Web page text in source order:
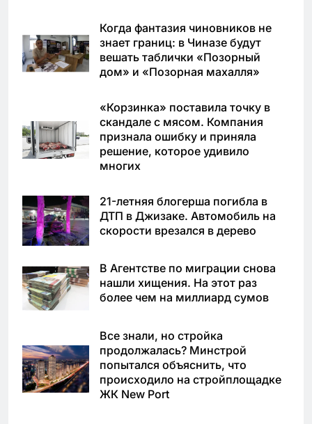
Когда фантазия чиновников не
знает границ: в Чиназе будут
вешать таблички «Позорный
дом» и «Позорная махалля»
«Корзинка» поставила точку в
скандале с мясом. Компания
признала ошибку и приняла
решение, которое удивило
многих
21-летняя блогерша погибла в
ДТП в Джизаке. Автомобиль на
скорости врезался в дерево
В Агентстве по миграции снова
нашли хищения. На этот раз
более чем на миллиард сумов
Все знали, но стройка
продолжалась? Минстрой
попытался объяснить, что
происходило на стройплощадке
ЖК New Port